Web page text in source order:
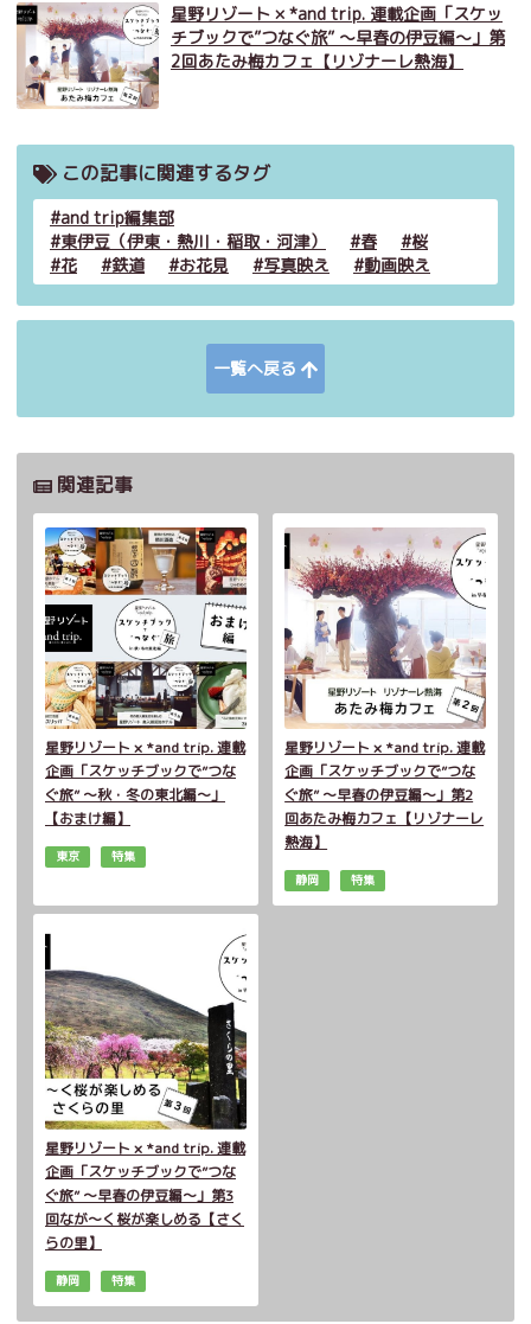
星野リゾート × *and trip. 連載企画「スケッ
チブックで”つなぐ旅” ～早春の伊豆編～」第
2回あたみ梅カフェ【リゾナーレ熱海】
この記事に関連するタグ
and trip編集部
東伊豆（伊東・熱川・稲取・河津）
春
桜
花
鉄道 お花見 写真映え 動画映え
一覧へ戻る
関連記事
星野リゾート × *and trip. 連載
企画「スケッチブックで”つな
ぐ旅” ～秋・冬の東北編～」
【おまけ編】
東京 特集
星野リゾート × *and trip. 連載
企画「スケッチブックで”つな
ぐ旅” ～早春の伊豆編～」第2
回あたみ梅カフェ【リゾナーレ
熱海】
静岡 特集
星野リゾート × *and trip. 連載
企画「スケッチブックで”つな
ぐ旅” ～早春の伊豆編～」第3
回なが～く桜が楽しめる【さく
らの里】
静岡 特集